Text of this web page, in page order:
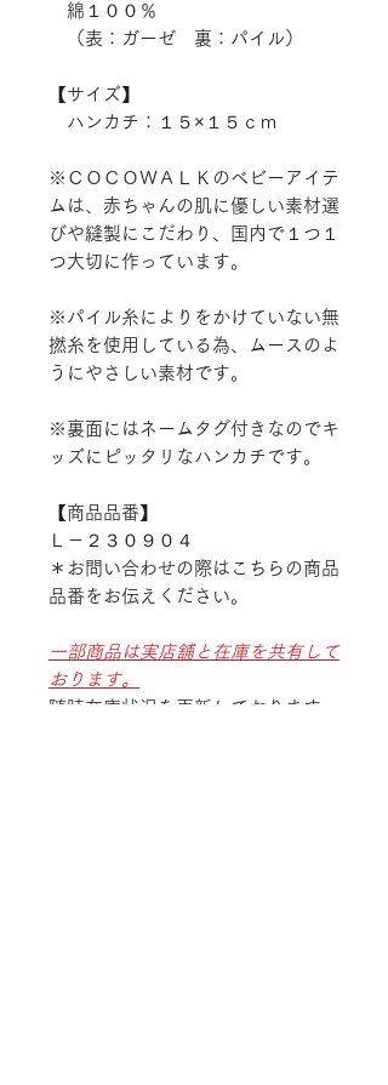
綿１００％
（表：ガーゼ 裏：パイル）
【サイズ】
ハンカチ：１５×１５ｃｍ
※ＣＯＣＯＷＡＬＫのベビーアイテ
ムは、赤ちゃんの肌に優しい素材選
びや縫製にこだわり、国内で１つ１
つ大切に作っています。
※パイル糸によりをかけていない無
撚糸を使用している為、ムースのよ
うにやさしい素材です。
※裏面にはネームタグ付きなのでキ
ッズにピッタリなハンカチです。
【商品品番】
Ｌ－２３０９０４
＊お問い合わせの際はこちらの商品
品番をお伝えください。
一部商品は実店舗と在庫を共有して
おります。
随時在庫状況を更新しております